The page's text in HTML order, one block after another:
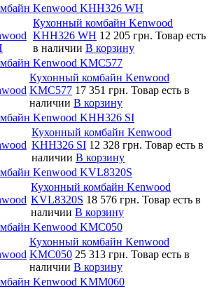
Kenwood KHH326 WH
Кухонный комбайн Kenwood
KHH326 WH 12 205 грн. Товар есть
в наличии В корзину
Kenwood KMC577
Кухонный комбайн Kenwood
KMC577 17 351 грн. Товар есть в
наличии В корзину
Kenwood KHH326 SI
Кухонный комбайн Kenwood
KHH326 SI 12 328 грн. Товар есть в
наличии В корзину
Kenwood KVL8320S
Кухонный комбайн Kenwood
KVL8320S 18 576 грн. Товар есть в
наличии В корзину
Kenwood KMC050
Кухонный комбайн Kenwood
KMC050 25 313 грн. Товар есть в
наличии В корзину
Kenwood KMM060